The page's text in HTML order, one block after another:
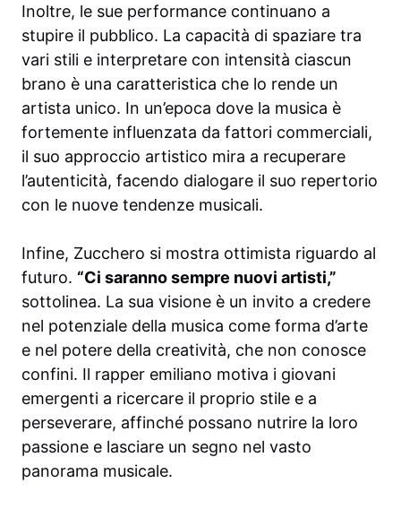
Inoltre, le sue performance continuano a
stupire il pubblico. La capacità di spaziare tra
vari stili e interpretare con intensità ciascun
brano è una caratteristica che lo rende un
artista unico. In un’epoca dove la musica è
fortemente influenzata da fattori commerciali,
il suo approccio artistico mira a recuperare
l’autenticità, facendo dialogare il suo repertorio
con le nuove tendenze musicali.
Infine, Zucchero si mostra ottimista riguardo al
futuro. “Ci saranno sempre nuovi artisti,”
sottolinea. La sua visione è un invito a credere
nel potenziale della musica come forma d’arte
e nel potere della creatività, che non conosce
confini. Il rapper emiliano motiva i giovani
emergenti a ricercare il proprio stile e a
perseverare, affinché possano nutrire la loro
passione e lasciare un segno nel vasto
panorama musicale.